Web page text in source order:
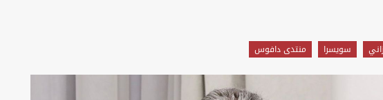
سويسرا منتدى دافوس